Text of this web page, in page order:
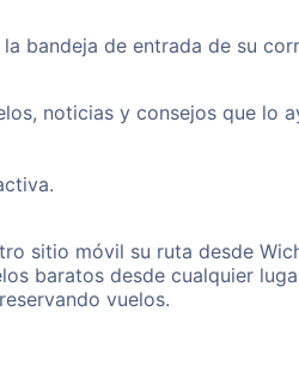
bandeja de entrada de su
noticias y consejos que lo
sitio móvil su ruta desde
baratos desde cualquier
vuelos.